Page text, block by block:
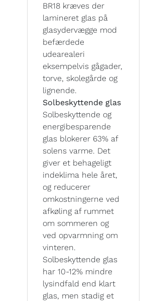
BR18 kræves der
lamineret glas på
glasydervægge mod
befærdede
udearealeri
eksempelvis gågader,
torve, skolegårde og
lignende.
Solbeskyttende glas
Solbeskyttende og
energibesparende
glas blokerer 63% af
solens varme. Det
giver et behageligt
indeklima hele året,
og reducerer
omkostningerne ved
afkøling af rummet
om sommeren og
ved opvarmning om
vinteren.
Solbeskyttende glas
har 10-12% mindre
lysindfald end klart
glas, men stadig et